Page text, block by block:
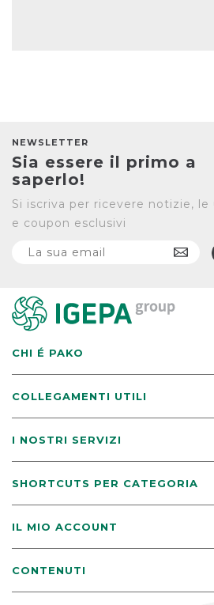
NEWSLETTER
Sia essere il primo a
saperlo!
Si iscriva per ricevere notizie,
e coupon esclusivi
CHI É PAKO
COLLEGAMENTI UTILI
I NOSTRI SERVIZI
SHORTCUTS PER CATEGORIA
IL MIO ACCOUNT
CONTENUTI